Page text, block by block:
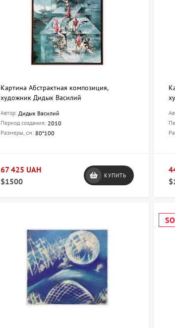
Картина Абстрактная композиция,
художник Дидык Василий
Автор: Дидык Василий
Период создания: 2010
Размеры, см: 80*100
67 425 UAH
$1500
КУПИТЬ